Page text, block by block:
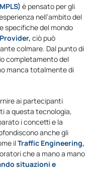
è pensato per gli
nell’ambito del
specifiche del mondo
ciò può
colmare. Dal punto di
completamento del
manca totalmente di
ai partecipanti
a questa tecnologia,
i concetti e la
anche gli
ilTraffic Engineering,
che a mano a mano
situazioni e